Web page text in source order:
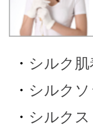
・ シルク肌
・ シルク
・ シルク